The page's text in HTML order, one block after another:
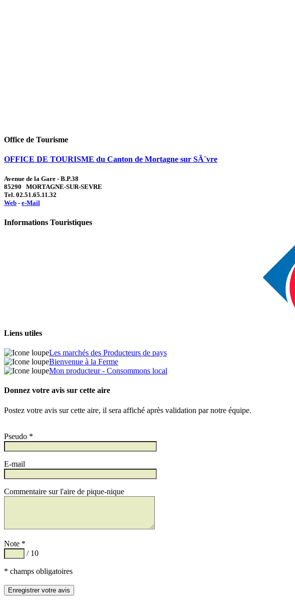
Office de Tourisme
OFFICE DE TOURISME du Canton de Mortagne sur SÃ¨vre
Avenue de la Gare - B.P.38
85290 MORTAGNE-SUR-SEVRE
Tel. 02.51.65.11.32
Web - e-Mail
Informations Touristiques
Liens utiles
Les marchés des Producteurs de pays
Bienvenue à la Ferme
Mon producteur - Consommons local
Donnez votre avis sur cette aire
Postez votre avis sur cette aire, il sera affiché après validation par notre équipe.
Pseudo *
E-mail
Commentaire sur l'aire de pique-nique
Note *
/ 10
* champs obligatoires